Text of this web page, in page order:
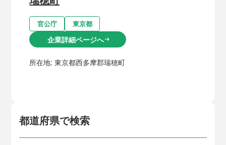
都道府県で検索
官公庁 東京都
企業詳細ページへarrow_right_alt
所在地:東京都西多摩郡瑞穂町